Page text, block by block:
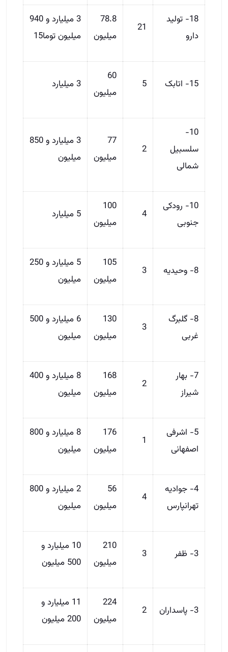
18- تولید
دارو
21
78.8
میلیون
3 میلیارد و 940
میلیون توما15
15- اتابک 5
60
میلیون
3 میلیارد
10-
سلسبیل
شمالی
2
77
میلیون
3 میلیارد و 850
میلیون
10- رودکی
جنوبی
4
100
میلیون
5 میلیارد
8- وحیدیه 3
105
میلیون
5 میلیارد و 250
میلیون
8- گلبرگ
غربی
3
130
میلیون
6 میلیارد و 500
میلیون
7- بهار
شیراز
2
168
میلیون
8 میلیارد و 400
میلیون
5- اشرفی
اصفهانی
1
176
میلیون
8 میلیارد و 800
میلیون
4- جوادیه
تهرانپارس
4
56
میلیون
2 میلیارد و 800
میلیون
3- ظفر 3
210
میلیون
10 میلیارد و
500 میلیون
3- پاسداران 2
224
میلیون
11 میلیارد و
200 میلیون